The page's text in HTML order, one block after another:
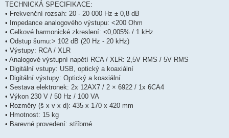
TECHNICKÁ SPECIFIKACE:
• Frekvenční rozsah: 20 - 20 000 Hz ± 0,8 dB
• Impedance analogového výstupu: <200 Ohm
• Celkové harmonické zkreslení: <0,005% / 1 kHz
• Odstup šumu:> 102 dB (20 Hz - 20 kHz)
• Výstupy: RCA / XLR
• Analogové výstupní napětí RCA / XLR: 2,5V RMS / 5V RMS
• Digitální vstupy: USB, optický a koaxiální
• Digitální výstupy: Optický a koaxiální
• Sestava elektronek: 2x 12AX7 / 2 × 6922 / 1x 6CA4
• Výkon 230 V / 50 Hz / 100 VA
• Rozměry (š x v x d): 435 x 170 x 420 mm
• Hmotnost: 15 kg
• Barevné provedení: stříbrné